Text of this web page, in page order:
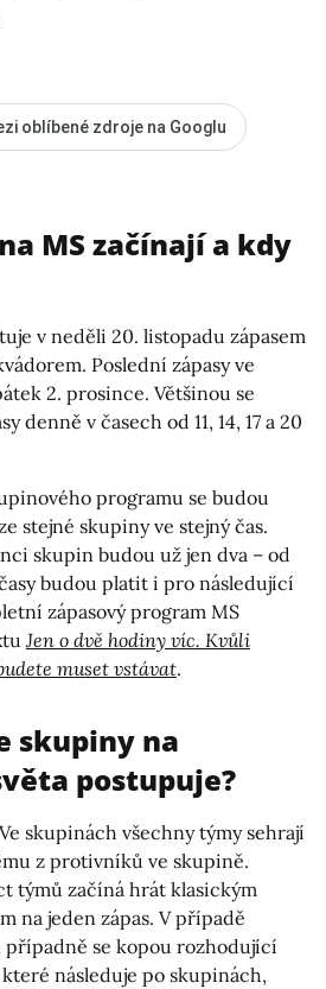
oblíbené zdroje na Googlu
MS začínají a kdy
v neděli 20. listopadu zápasem
Poslední zápasy ve
2. prosince. Většinou se
denně v časech od 11, 14, 17 a 20
programu se budou
stejné skupiny ve stejný čas.
skupin budou už jen dva – od
budou platit i pro následující
zápasový program MS
Jen o dvě hodiny víc. Kvůli
muset vstávat.
skupiny na
postupuje?
skupinách všechny týmy sehrají
z protivníků ve skupině.
týmů začíná hrát klasickým
na jeden zápas. V případě
případně se kopou rozhodující
následuje po skupinách,